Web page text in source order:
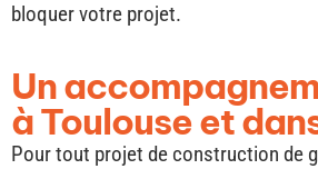
bloquer votre projet.
Un
à Toulouse et
Pour tout projet de construction de